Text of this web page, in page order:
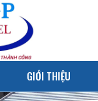
GIỚI THIỆU